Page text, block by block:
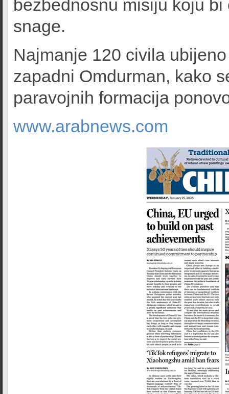
bezbednosnu misiju koju
snage.
Najmanje 120 civila
zapadni Omdurman, kako
paravojnih formacija
www.arabnews.com